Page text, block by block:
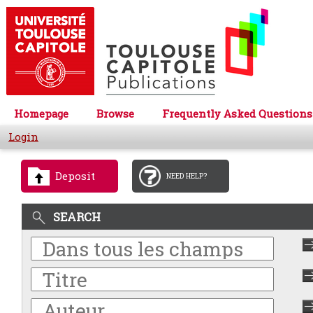
Homepage Browse
Frequently Asked Questions
Login
Deposit NEED HELP?
SEARCH